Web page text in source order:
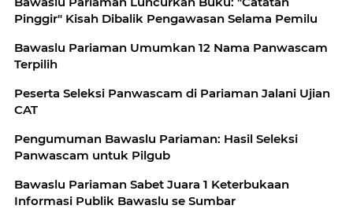
Pinggir" Kisah Dibalik Pengawasan Selama Pemilu
Bawaslu Pariaman Umumkan 12 Nama Panwascam
Terpilih
Peserta Seleksi Panwascam di Pariaman Jalani Ujian
CAT
Pengumuman Bawaslu Pariaman: Hasil Seleksi
Panwascam untuk Pilgub
Bawaslu Pariaman Sabet Juara 1 Keterbukaan
Informasi Publik Bawaslu se Sumbar